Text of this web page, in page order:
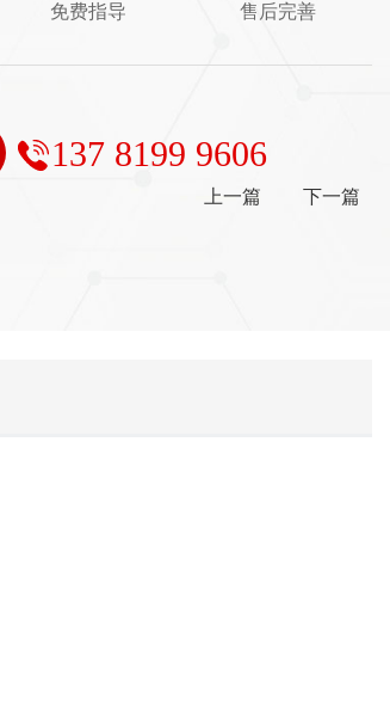
免费指导 售后完善
137 8199 9606
上一篇 下一篇